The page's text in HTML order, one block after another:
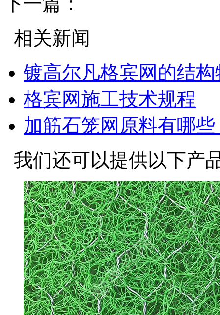
相关新闻
镀高尔凡格宾网的结构
格宾网施工技术规程
加筋石笼网原料有哪些
我们还可以提供以下产